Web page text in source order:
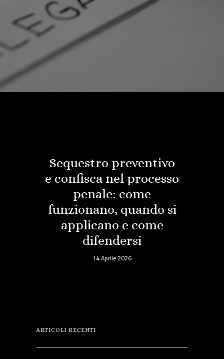
Sequestro preventivo
e confisca nel processo
penale: come
funzionano, quando si
applicano e come
difendersi
14 Aprile 2026
ARTICOLI RECENTI